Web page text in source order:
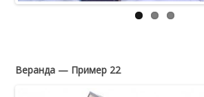
Веранда — Пример 22